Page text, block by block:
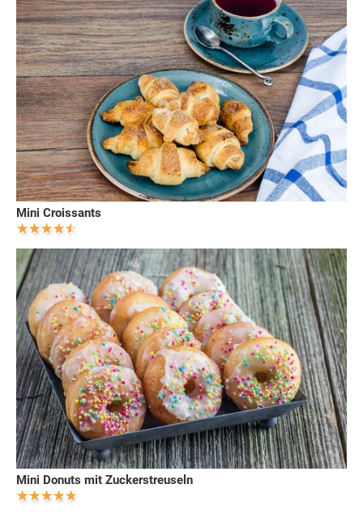
Mini Croissants
Mini Donuts mit Zuckerstreuseln